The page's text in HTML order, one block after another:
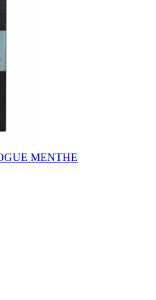
MENTHE